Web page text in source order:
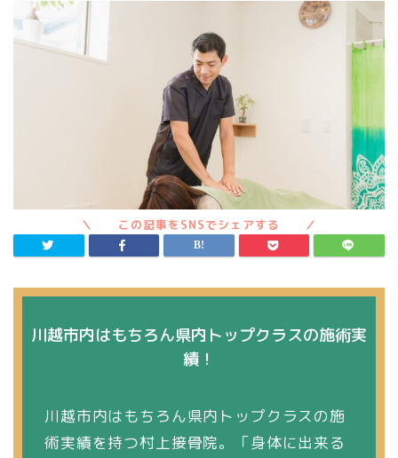
川越市内はもちろん県内トップクラスの施術実
績！
川越市内はもちろん県内トップクラスの施
術実績を持つ村上接骨院。「身体に出来る